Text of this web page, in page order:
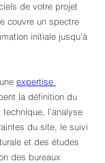
de votre projet
couvre un spectre
initiale jusqu’à
expertise
la définition du
l’analyse
du site, le suivi
et des études
des bureaux